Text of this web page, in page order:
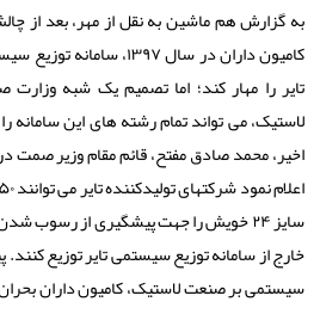
به گزارش هم ماشین به نقل از مهر، بعد از
کامیون داران در سال ۱۳۹۷،
تایر را مهار کند؛ اما تصمیم یک شبه
لاستیک، می تواند تمام رشته های این سامانه
اخیر، محمد صادق مفتح، قائم مقام وزیر صمت در
سایز ۲۴ خویش را جهت پیشگیری از رسوب شدن
خارج از سامانه توزیع سیستمی تایر توزیع کنند.
سیستمی بر صنعت لاستیک، کامیون داران بحران